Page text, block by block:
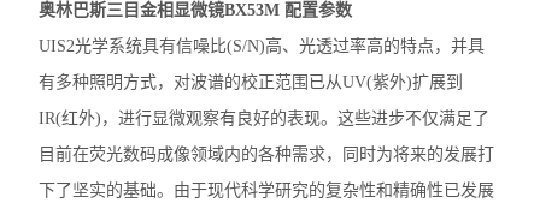
Leica徕卡M165 C体视显微镜
Leica徕卡M50体视显微镜
奥林巴斯BX63生物显微镜
徕卡M125 C体视显微镜
奥林巴斯三目金相显微镜BX53M 配置参数
UIS2光学系统具有信噪比(S/N)高、光透过率高的特点，并具
有多种照明方式，对波谱的校正范围已从UV(紫外)扩展到
IR(红外)，进行显微观察有良好的表现。这些进步不仅满足了
目前在荧光数码成像领域内的各种需求，同时为将来的发展打
下了坚实的基础。由于现代科学研究的复杂性和精确性已发展